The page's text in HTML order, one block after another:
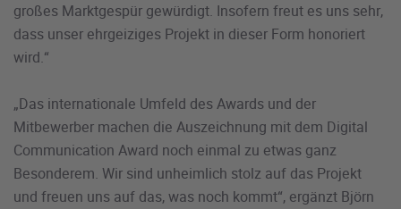
großes Marktgespür gewürdigt. Insofern freut es uns sehr,
dass unser ehrgeiziges Projekt in dieser Form honoriert
wird.“
„Das internationale Umfeld des Awards und der
Mitbewerber machen die Auszeichnung mit dem Digital
Communication Award noch einmal zu etwas ganz
Besonderem. Wir sind unheimlich stolz auf das Projekt
und freuen uns auf das, was noch kommt“, ergänzt Björn